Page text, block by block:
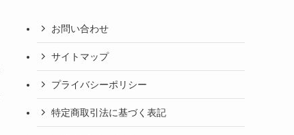
お問い合わせ
サイトマップ
プライバシーポリシー
特定商取引法に基づく表記